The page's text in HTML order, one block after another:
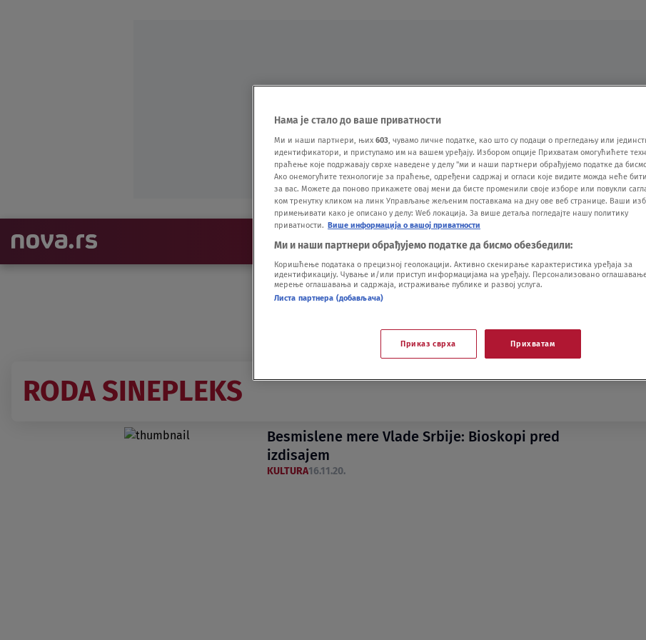
NAJNOVIJE VESTI SHOW SPORT VIDEO NOVA BAZA
RODA SINEPLEKS
Besmislene mere Vlade Srbije: Bioskopi pred
izdisajem
KULTURA16.11.20.
Нама је стало до ваше приватности
Ми и наши партнери, њих 603, чувамо личне податке, као што су подаци о прегледању или
идентификатори, и приступамо им на вашем уређају. Избором опције Прихватам омогућићете
праћење које подржавају сврхе наведене у делу "ми и наши партнери обрађујемо податке да
Ако онемогућите технологије за праћење, одређени садржај и огласи које видите можда неће
за вас. Можете да поново прикажете овај мени да бисте променили своје изборе или повукли
ком тренутку кликом на линк Управљање жељеним поставкама на дну ове веб странице. Ваши
примењивати како је описано у делу: Wеб локација. За више детаља погледајте нашу политику
приватности. Више информација о вашој приватности
Ми и наши партнери обрађујемо податке да бисмо обезбедили:
Коришћење података о прецизној геолокацији. Активно скенирање карактеристика уређаја за
идентификацију. Чување и/или приступ информацијама на уређају. Персонализовано
мерење оглашавања и садржаја, истраживање публике и развој услуга.
Листа партнера (добављача)
Приказ сврха Прихватам